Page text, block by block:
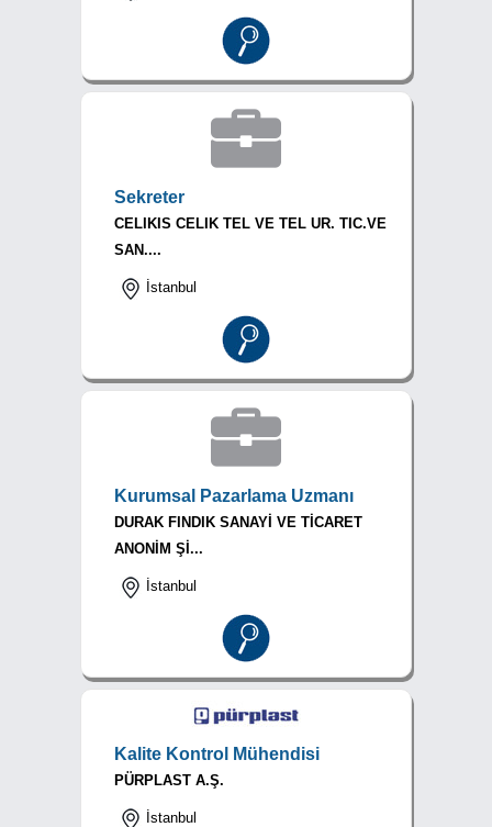
Sekreter
CELIKIS CELIK TEL VE TEL UR. TIC.VE
SAN....
İstanbul
Kurumsal Pazarlama Uzmanı
DURAK FINDIK SANAYİ VE TİCARET
ANONİM Şİ...
İstanbul
Kalite Kontrol Mühendisi
PÜRPLAST A.Ş.
İstanbul